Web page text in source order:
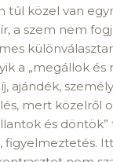
túl közel van
a szem nem
a „megállok és
ajándék,
mert közelről
és
figyelmeztetés.